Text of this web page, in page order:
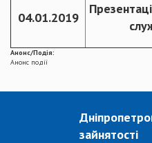
04.01.2019
Анонс/Подія:
Анонс події
зайнятості